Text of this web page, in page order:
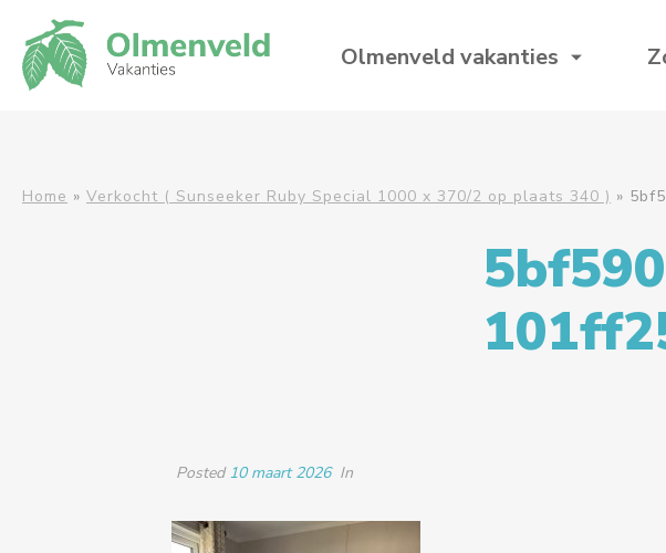
Olmenveld vakanties
Home » Verkocht ( Sunseeker Ruby Special 1000 x 370/2 op plaats 340 ) »
Posted10 maart 2026 In